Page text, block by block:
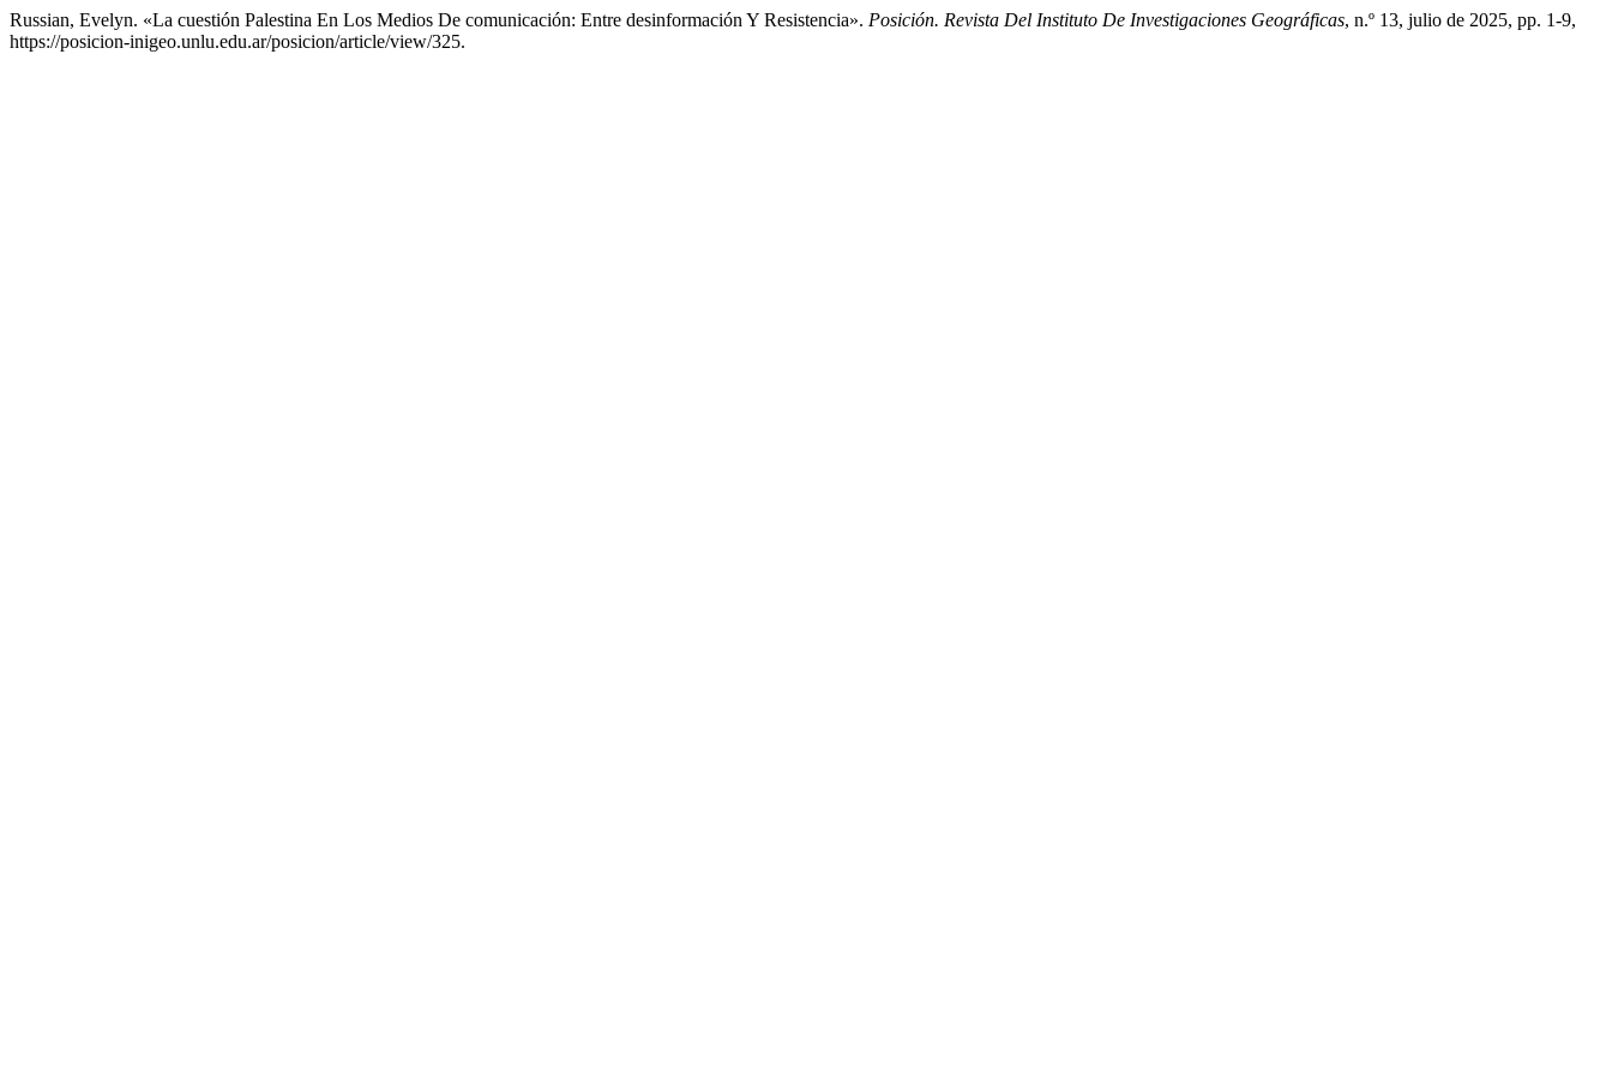
Russian, Evelyn. «La cuestión Palestina En Los Medios De comunicación: Entre desinformación Y Resistencia». Posición. Revista Del Instituto De Investigaciones Geográficas, n.º 13, julio de 2025, pp. 1-9,
https://posicion-inigeo.unlu.edu.ar/posicion/article/view/325.